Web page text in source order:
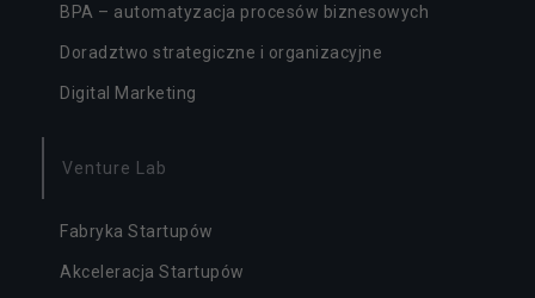
BPA – automatyzacja procesów biznesowych
Doradztwo strategiczne i organizacyjne
Digital Marketing
Venture Lab
Fabryka Startupów
Akceleracja Startupów